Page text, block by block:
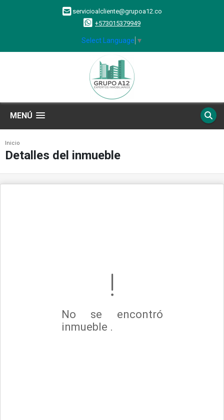
servicioalcliente@grupoa12.co
+573015379949
Select Language ▼
MENÚ
Inicio
Detalles del inmueble
No se encontró
inmueble .